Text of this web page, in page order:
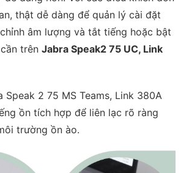
thật dễ dàng để quản lý cài đặt
âm lượng và tắt tiếng hoặc bật
trênJabra Speak2 75 UC, Link
Speak 2 75 MS Teams, Link 380A
ồn tích hợp để liên lạc rõ ràng
trường ồn ào.